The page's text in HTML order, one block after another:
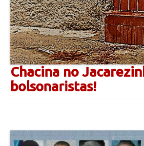
Chacina no
bolsonaristas!